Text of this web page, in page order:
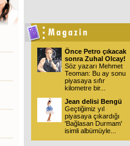
Önce Petro çıkacak
sonra Zuhal Olcay!
Söz yazarı Mehmet
Teoman: Bu ay sonu
piyasaya sıfır
kilometre bir...
Jean delisi Bengü
Geçtiğimiz yıl
piyasaya çıkardığı
'Bağlasan Durmam'
isimli albümüyle